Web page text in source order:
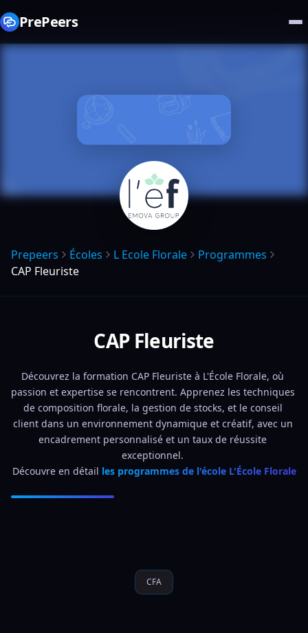
PrePeers
Prepeers Écoles L Ecole Florale
Programmes
CAP Fleuriste
CAP Fleuriste
Découvrez la formation CAP Fleuriste à L'École Florale, où
passion et expertise se rencontrent. Apprenez les techniques
de composition florale, la gestion de stocks, et le conseil
client dans un environnement dynamique et créatif, avec un
encadrement personnalisé et un taux de réussite
exceptionnel.
Découvre en détail les programmes de l'école L'École Florale
CFA